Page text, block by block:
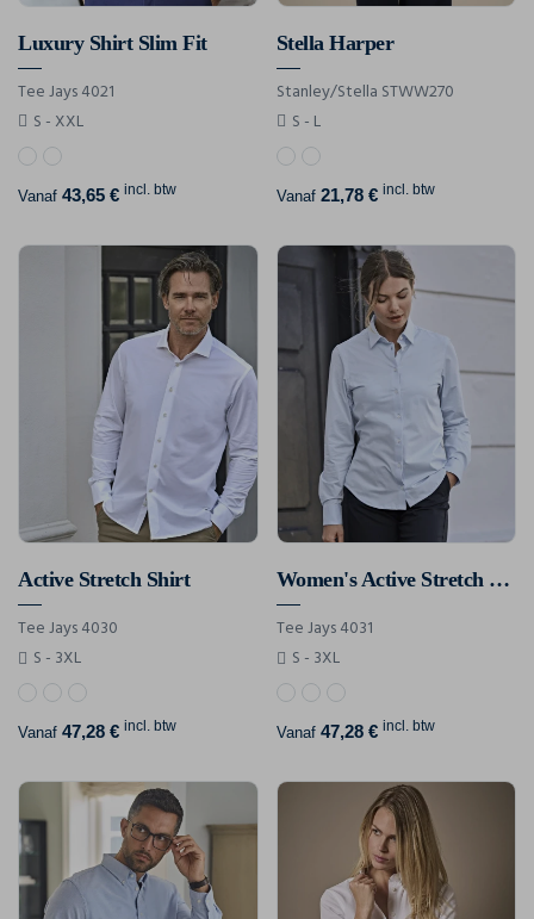
Luxury Shirt Slim Fit
Tee Jays 4021
S - XXL
Vanaf 43,65 € incl. btw
Stella Harper
Stanley/Stella STWW270
S - L
Vanaf 21,78 € incl. btw
Active Stretch Shirt
Tee Jays 4030
S - 3XL
Vanaf 47,28 € incl. btw
Women's Active Stretch Shirt
Tee Jays 4031
S - 3XL
Vanaf 47,28 € incl. btw